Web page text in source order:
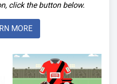
click the button below.
MORE